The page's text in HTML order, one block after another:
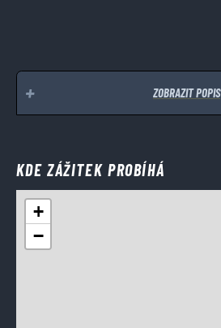
ZOBRAZIT POPIS
KDE ZÁŽITEK PROBÍHÁ
+
−